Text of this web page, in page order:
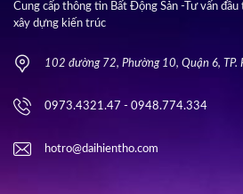
Cung cấp thông tin Bất Động Sản -Tư vấn
xây dựng kiến trúc
102 đường 72, Phường 10, Quận 6, TP.
0973.4321.47 - 0948.774.334
hotro@daihientho.com